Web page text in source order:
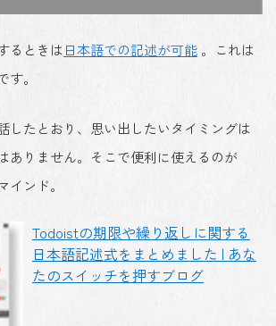
るときは日本語での記述が可能 。これは
。
したとおり、思い出したいタイミングは
ありません。そこで便利に使えるのが
インド。
Todoistの期限や繰り返しに関する
日本語記述式をまとめました | あな
たのスイッチを押すブログ